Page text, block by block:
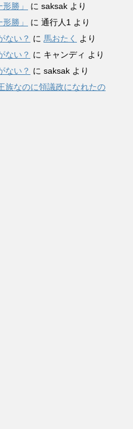
勝」
に saksak より
勝」
に 通行人1 より
ない？ に 馬おたく
より
ない？ に キャンディ より
ない？ に saksak より
なのに領議政になれたの